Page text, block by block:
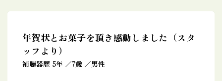
年賀状とお菓子を頂き感動しました（スタ
ッフより）
補聴器歴 5年 7歳 男性